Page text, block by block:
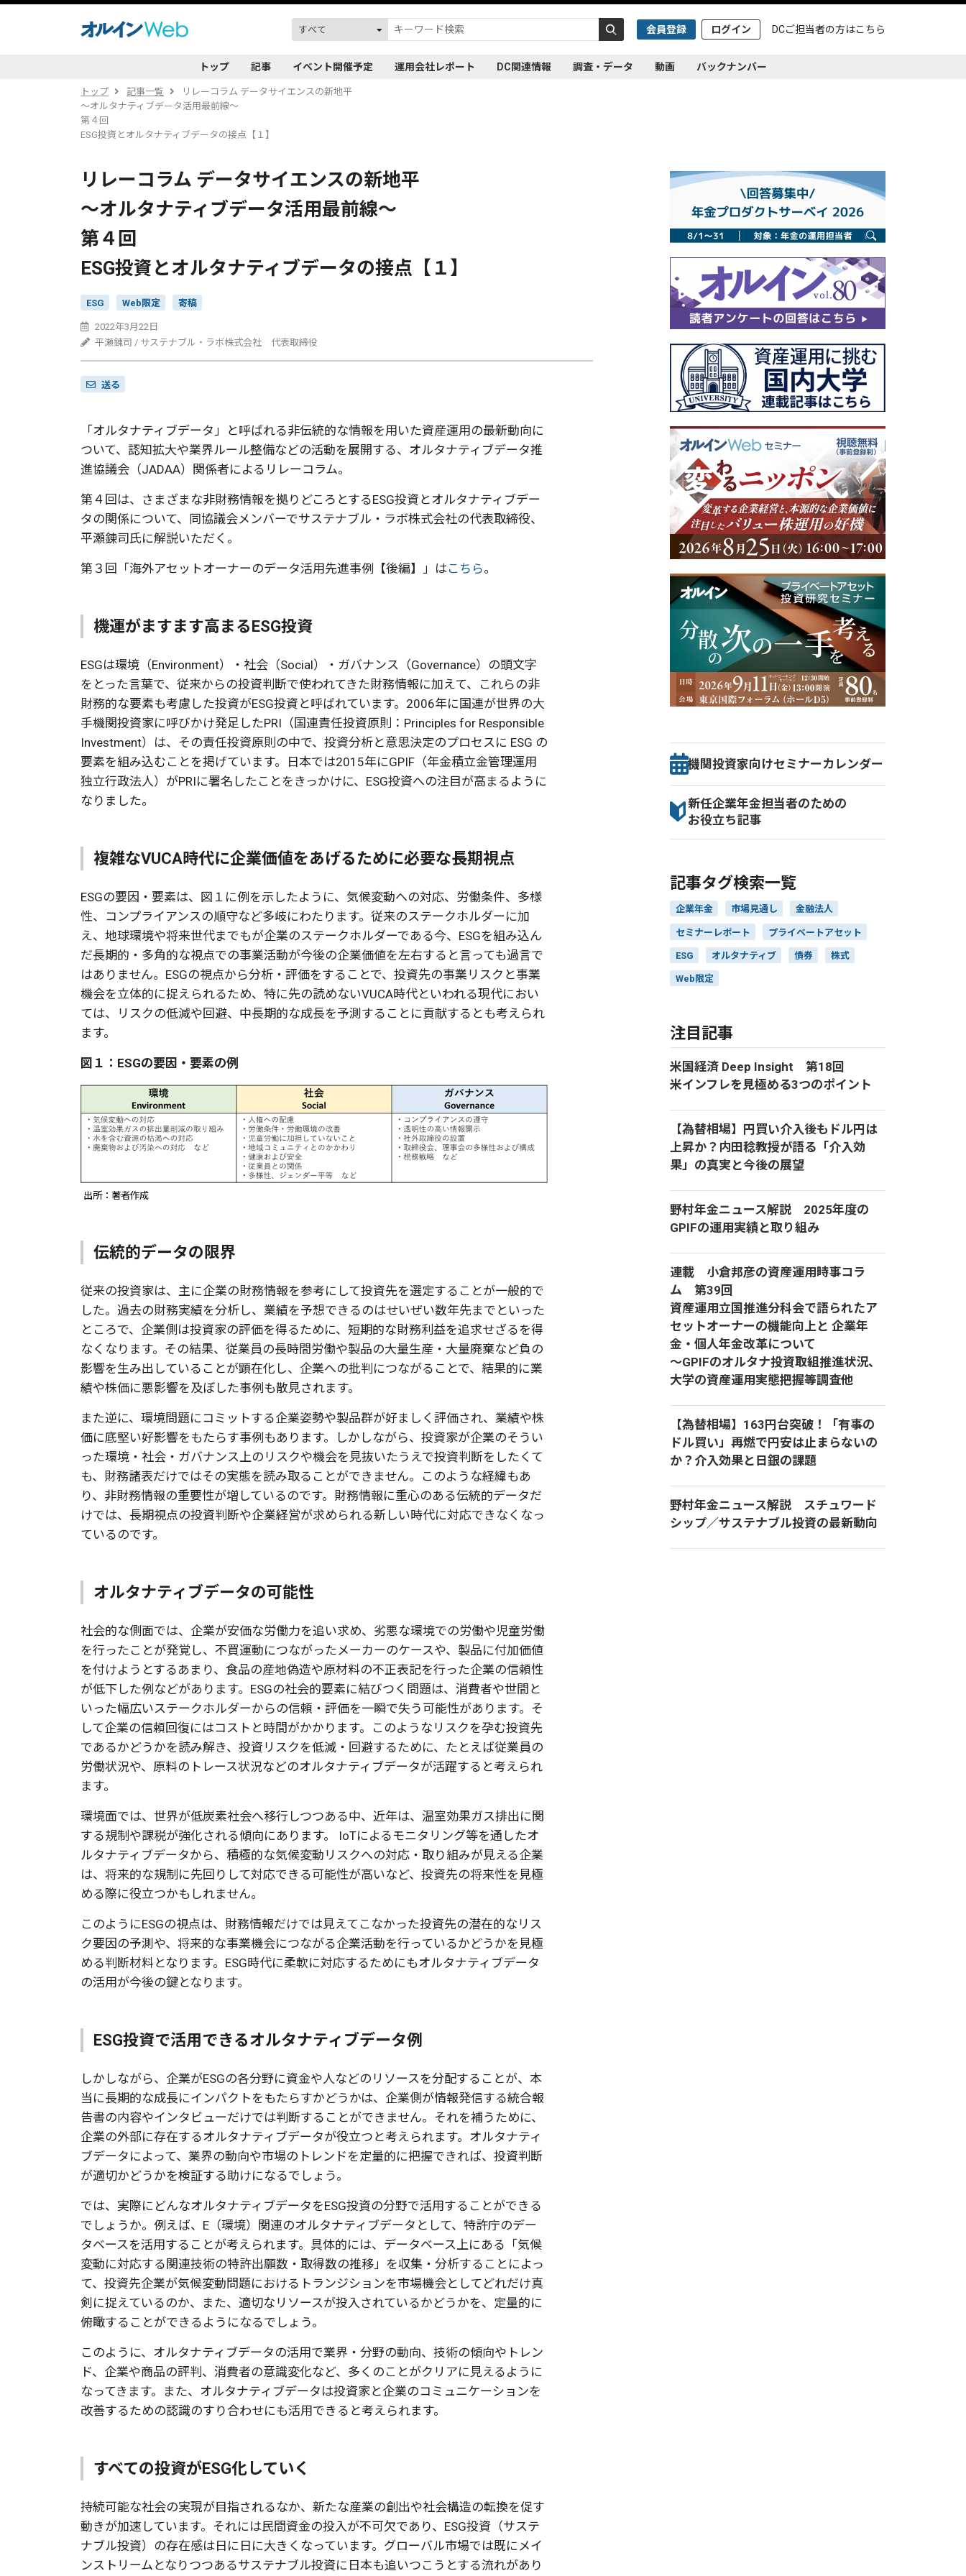
会員登録 ログイン DCご担当者の方はこちら
トップ 記事 イベント開催予定 運用会社レポート DC関連情報 調査・データ 動画 バックナンバー
トップ 記事一覧
リレーコラム データサイエンスの新地平
～オルタナティブデータ活用最前線～
第４回
ESG投資とオルタナティブデータの接点【１】
リレーコラム データサイエンスの新地平
～オルタナティブデータ活用最前線～
第４回
ESG投資とオルタナティブデータの接点【１】
ESG Web限定 寄稿
2022年3月22日
平瀬錬司 / サステナブル・ラボ株式会社 代表取締役
送る
「オルタナティブデータ」と呼ばれる非伝統的な情報を用いた資産運用の最新動向に
ついて、認知拡大や業界ルール整備などの活動を展開する、オルタナティブデータ推
進協議会（JADAA）関係者によるリレーコラム。
第４回は、さまざまな非財務情報を拠りどころとするESG投資とオルタナティブデー
タの関係について、同協議会メンバーでサステナブル・ラボ株式会社の代表取締役、
平瀬錬司氏に解説いただく。
第３回「海外アセットオーナーのデータ活用先進事例【後編】」はこちら。
機運がますます高まるESG投資
ESGは環境（Environment）・社会（Social）・ガバナンス（Governance）の頭文字
をとった言葉で、従来からの投資判断で使われてきた財務情報に加えて、これらの非
財務的な要素も考慮した投資がESG投資と呼ばれています。2006年に国連が世界の大
手機関投資家に呼びかけ発足したPRI（国連責任投資原則：Principles for Responsible
Investment）は、その責任投資原則の中で、投資分析と意思決定のプロセスに ESG の
要素を組み込むことを掲げています。日本では2015年にGPIF（年金積立金管理運用
独立行政法人）がPRIに署名したことをきっかけに、ESG投資への注目が高まるように
なりました。
複雑なVUCA時代に企業価値をあげるために必要な長期視点
ESGの要因・要素は、図１に例を示したように、気候変動への対応、労働条件、多様
性、コンプライアンスの順守など多岐にわたります。従来のステークホルダーに加
え、地球環境や将来世代までもが企業のステークホルダーである今、ESGを組み込ん
だ長期的・多角的な視点での事業活動が今後の企業価値を左右すると言っても過言で
はありません。ESGの視点から分析・評価をすることで、投資先の事業リスクと事業
機会を立体的に捉えられるため、特に先の読めないVUCA時代といわれる現代におい
ては、リスクの低減や回避、中長期的な成長を予測することに貢献するとも考えられ
ます。
図１：ESGの要因・要素の例
出所：著者作成
伝統的データの限界
従来の投資家は、主に企業の財務情報を参考にして投資先を選定することが一般的で
した。過去の財務実績を分析し、業績を予想できるのはせいぜい数年先までといった
ところで、企業側は投資家の評価を得るために、短期的な財務利益を追求せざるを得
なくなります。その結果、従業員の長時間労働や製品の大量生産・大量廃棄など負の
影響を生み出していることが顕在化し、企業への批判につながることで、結果的に業
績や株価に悪影響を及ぼした事例も散見されます。
また逆に、環境問題にコミットする企業姿勢や製品群が好ましく評価され、業績や株
価に底堅い好影響をもたらす事例もあります。しかしながら、投資家が企業のそうい
った環境・社会・ガバナンス上のリスクや機会を見抜いたうえで投資判断をしたくて
も、財務諸表だけではその実態を読み取ることができません。このような経緯もあ
り、非財務情報の重要性が増しているのです。財務情報に重心のある伝統的データだ
けでは、長期視点の投資判断や企業経営が求められる新しい時代に対応できなくなっ
ているのです。
オルタナティブデータの可能性
社会的な側面では、企業が安価な労働力を追い求め、劣悪な環境での労働や児童労働
を行ったことが発覚し、不買運動につながったメーカーのケースや、製品に付加価値
を付けようとするあまり、食品の産地偽造や原材料の不正表記を行った企業の信頼性
が低下した例などがあります。ESGの社会的要素に結びつく問題は、消費者や世間と
いった幅広いステークホルダーからの信頼・評価を一瞬で失う可能性があります。そ
して企業の信頼回復にはコストと時間がかかります。このようなリスクを孕む投資先
であるかどうかを読み解き、投資リスクを低減・回避するために、たとえば従業員の
労働状況や、原料のトレース状況などのオルタナティブデータが活躍すると考えられ
ます。
環境面では、世界が低炭素社会へ移行しつつある中、近年は、温室効果ガス排出に関
する規制や課税が強化される傾向にあります。 IoTによるモニタリング等を通したオ
ルタナティブデータから、積極的な気候変動リスクへの対応・取り組みが見える企業
は、将来的な規制に先回りして対応できる可能性が高いなど、投資先の将来性を見極
める際に役立つかもしれません。
このようにESGの視点は、財務情報だけでは見えてこなかった投資先の潜在的なリス
ク要因の予測や、将来的な事業機会につながる企業活動を行っているかどうかを見極
める判断材料となります。ESG時代に柔軟に対応するためにもオルタナティブデータ
の活用が今後の鍵となります。
ESG投資で活用できるオルタナティブデータ例
しかしながら、企業がESGの各分野に資金や人などのリソースを分配することが、本
当に長期的な成長にインパクトをもたらすかどうかは、企業側が情報発信する統合報
告書の内容やインタビューだけでは判断することができません。それを補うために、
企業の外部に存在するオルタナティブデータが役立つと考えられます。オルタナティ
ブデータによって、業界の動向や市場のトレンドを定量的に把握できれば、投資判断
が適切かどうかを検証する助けになるでしょう。
では、実際にどんなオルタナティブデータをESG投資の分野で活用することができる
でしょうか。例えば、E（環境）関連のオルタナティブデータとして、特許庁のデー
タベースを活用することが考えられます。具体的には、データベース上にある「気候
変動に対応する関連技術の特許出願数・取得数の推移」を収集・分析することによっ
て、投資先企業が気候変動問題におけるトランジションを市場機会としてどれだけ真
剣に捉えているのか、また、適切なリソースが投入されているかどうかを、定量的に
俯瞰することができるようになるでしょう。
このように、オルタナティブデータの活用で業界・分野の動向、技術の傾向やトレン
ド、企業や商品の評判、消費者の意識変化など、多くのことがクリアに見えるように
なってきます。また、オルタナティブデータは投資家と企業のコミュニケーションを
改善するための認識のすり合わせにも活用できると考えられます。
すべての投資がESG化していく
持続可能な社会の実現が目指されるなか、新たな産業の創出や社会構造の転換を促す
動きが加速しています。それには民間資金の投入が不可欠であり、ESG投資（サステ
ナブル投資）の存在感は日に日に大きくなっています。グローバル市場では既にメイ
ンストリームとなりつつあるサステナブル投資に日本も追いつこうとする流れがあり
機関投資家向けセミナー カレンダー
新任企業年金担当者のための
お役立ち記事
記事タグ検索一覧
企業年金 市場見通し 金融法人
セミナーレポート プライベートアセット
ESG オルタナティブ 債券 株式
Web限定
注目記事
米国経済 Deep Insight 第18回
米インフレを見極める3つのポイント
【為替相場】円買い介入後もドル円は
上昇か？内田稔教授が語る「介入効
果」の真実と今後の展望
野村年金ニュース解説 2025年度の
GPIFの運用実績と取り組み
連載 小倉邦彦の資産運用時事コラ
ム 第39回
資産運用立国推進分科会で語られたア
セットオーナーの機能向上と 企業年
金・個人年金改革について
～GPIFのオルタナ投資取組推進状況、
大学の資産運用実態把握等調査他
【為替相場】163円台突破！「有事の
ドル買い」再燃で円安は止まらないの
か？介入効果と日銀の課題
野村年金ニュース解説 スチュワード
シップ／サステナブル投資の最新動向